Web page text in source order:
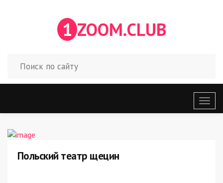
1 ZOOM.CLUB
меню
Польский театр щецин